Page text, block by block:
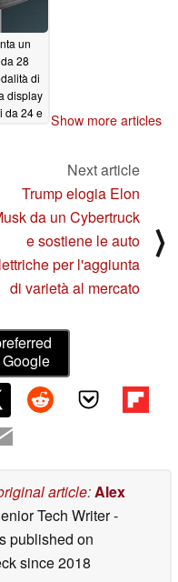
un
28
di
display
da 24 e Show more articles
Next article
Trump elogia Elon
da un Cybertruck
e sostiene le auto
per l'aggiunta
di varietà al mercato
⟩
article:Alex
Tech Writer-
published on
since 2018